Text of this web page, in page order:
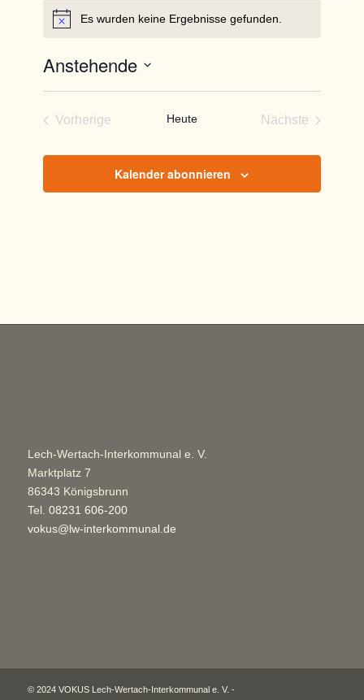
HinweisEs wurden keine Ergebnisse gefunden.
Anstehende
Vorherige
Heute
Nächste
Kalender abonnieren
Lech-Wertach-Interkommunal e. V.
Marktplatz 7
86343 Königsbrunn
Tel. 08231 606-200
vokus@lw-interkommunal.de
© 2024 VOKUS Lech-Wertach-Interkommunal e. V. -